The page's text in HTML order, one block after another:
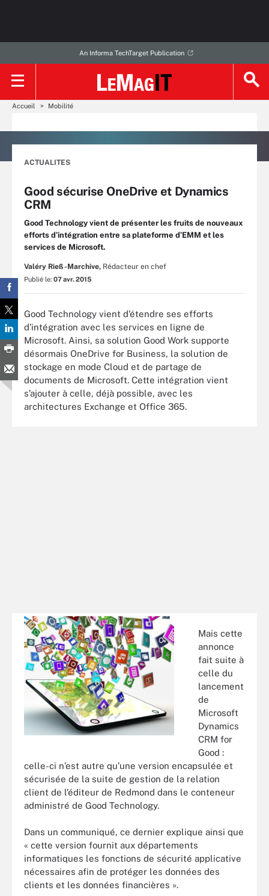
An Informa TechTarget Publication
Accueil Mobilité
ACTUALITES
Good sécurise OneDrive et Dynamics
CRM
Good Technology vient de présenter les fruits de nouveaux
efforts d’intégration entre sa plateforme d’EMM et les
services de Microsoft.
Valéry Rieß-Marchive, Rédacteur en chef
Publié le: 07 avr. 2015
Good Technology vient d’étendre ses efforts
d’intégration avec les services en ligne de
Microsoft. Ainsi, sa solution Good Work supporte
désormais OneDrive for Business, la solution de
stockage en mode Cloud et de partage de
documents de Microsoft. Cette intégration vient
s’ajouter à celle, déjà possible, avec les
architectures Exchange et Office 365.
Mais cette
annonce
fait suite à
celle du
lancement
de
Microsoft
Dynamics
CRM for
Good :
celle-ci n’est autre qu’une version encapsulée et
sécurisée de la suite de gestion de la relation
client de l’éditeur de Redmond dans le conteneur
administré de Good Technology.
Dans un communiqué, ce dernier explique ainsi que
« cette version fournit aux départements
informatiques les fonctions de sécurité applicative
nécessaires afin de protéger les données des
clients et les données financières ».